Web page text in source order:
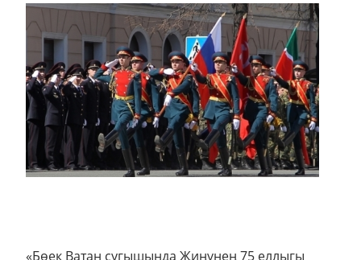
«Бөек Ватан сугышында Җиңүнең 75 еллыгы